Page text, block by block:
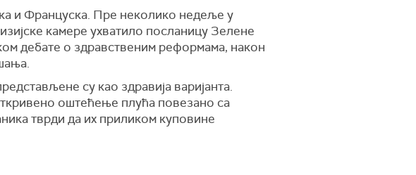
и Француска. Пре неколико недеље у
камере ухватило посланицу Зелене
дебате о здравственим реформама, након
су као здравија варијанта.
оштећење плућа повезано са
тврди да их приликом куповине